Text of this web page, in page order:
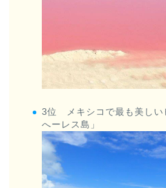
3位 メキシコで最も美しい
へーレス島」